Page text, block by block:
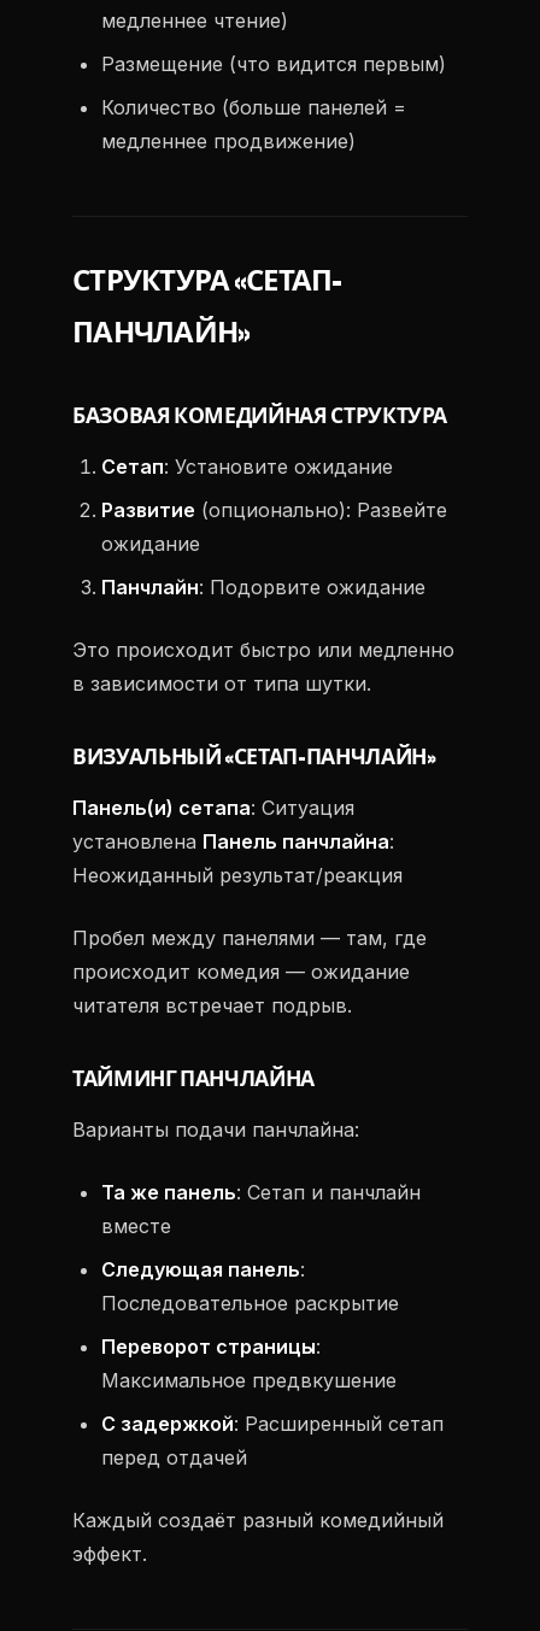
медленнее чтение)
Размещение (что видится первым)
Количество (больше панелей =
медленнее продвижение)
СТРУКТУРА «СЕТАП-
ПАНЧЛАЙН»
БАЗОВАЯ КОМЕДИЙНАЯ СТРУКТУРА
Сетап: Установите ожидание
Развитие (опционально): Развейте
ожидание
Панчлайн: Подорвите ожидание
Это происходит быстро или медленно
в зависимости от типа шутки.
ВИЗУАЛЬНЫЙ «СЕТАП-ПАНЧЛАЙН»
Панель(и) сетапа: Ситуация
установлена Панель панчлайна:
Неожиданный результат/реакция
Пробел между панелями — там, где
происходит комедия — ожидание
читателя встречает подрыв.
ТАЙМИНГ ПАНЧЛАЙНА
Варианты подачи панчлайна:
Та же панель: Сетап и панчлайн
вместе
Следующая панель:
Последовательное раскрытие
Переворот страницы:
Максимальное предвкушение
С задержкой: Расширенный сетап
перед отдачей
Каждый создаёт разный комедийный
эффект.